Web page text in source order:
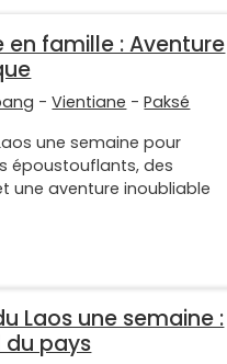
en famille : Aventure
-Vientiane -Paksé
une semaine pour
époustouflants, des
une aventure inoubliable
Laos une semaine :
du pays